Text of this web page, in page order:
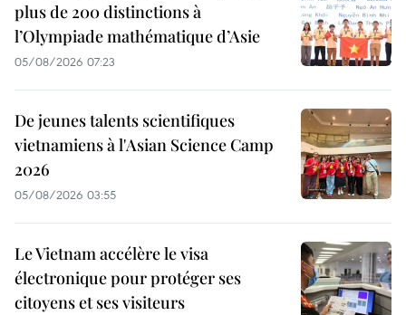
plus de 200 distinctions à
l’Olympiade mathématique d’Asie
05/08/2026 07:23
De jeunes talents scientifiques
vietnamiens à l'Asian Science Camp
2026
05/08/2026 03:55
Le Vietnam accélère le visa
électronique pour protéger ses
citoyens et ses visiteurs